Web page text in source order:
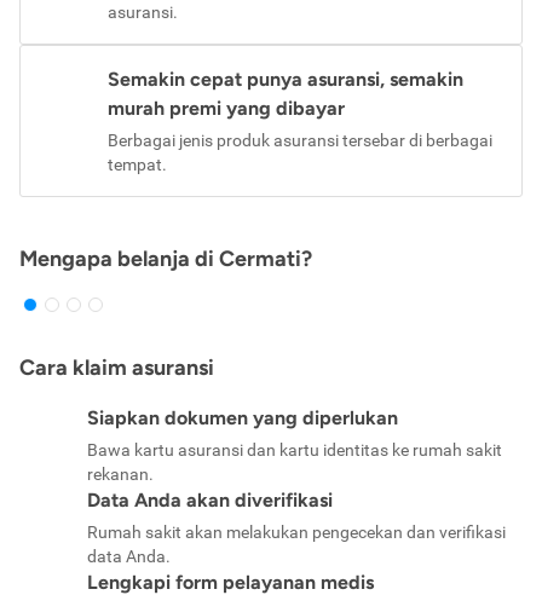
asuransi.
Semakin cepat punya asuransi, semakin
murah premi yang dibayar
Berbagai jenis produk asuransi tersebar di berbagai
tempat.
Mengapa belanja di Cermati?
Cara klaim asuransi
Siapkan dokumen yang diperlukan
Bawa kartu asuransi dan kartu identitas ke rumah sakit
rekanan.
Data Anda akan diverifikasi
Rumah sakit akan melakukan pengecekan dan verifikasi
data Anda.
Lengkapi form pelayanan medis